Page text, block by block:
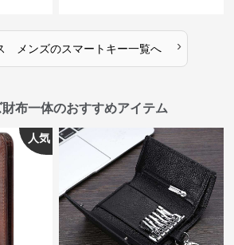
メンズのスマートキー一覧へ ›
布一体のおすすめアイテム
人気